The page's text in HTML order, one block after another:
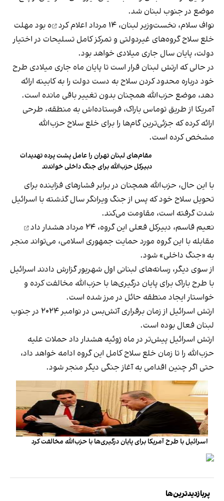
موضع در جنوب لبنان شد.
نواف سلام، نخست‌وزیر لبنان، ۱۴ مرداد
اعلام کرد ه بود مهلت
خلع سلاح گروه‌های غیردولتی و تمرکز کامل تسلیحات در اختیار
دولت، پایان سال جاری میلادی خواهد بود.
در حالی که ارتش لبنان قرار است تا پایان ماه جاری میلادی طرح
خود درباره محدود کردن سلاح به دست دولت را به کابینه ارائه
دهد، موضع حزب‌الله همچنان بدون تغییر باقی مانده است.
آمریکا از طریق توماس باراک، فرستاده‌اش به منطقه، طرحی
ارائه کرده که جزئی‌ترین گام‌ها را برای خلع سلاح حزب‌الله
مشخص کرده است.
مقام‌های لبنان تهران را عامل پشت پرده تهدیدات
دبیرکل حزب‌الله برای جنگ داخلی خواندند
با این حال، حزب‌الله همچنان در برابر فشارهای فزاینده برای
تحویل سلاح خود که پس از جنگ ویرانگر سال گذشته با اسرائیل
شدت گرفته است، مقاومت می‌کند.
نعیم قاسم، دبیر‌کل فعلی این گروه، ۲۴ مرداد
هشدار داد
مقابله با این گروه مورد حمایت جمهوری اسلامی، می‌تواند منجر
به «جنگ داخلی» شود.
از سوی دیگر، رسانه‌های لبنانی اول شهریور گزارش دادند اسرائیل
با طرح باراک برای پایان درگیری‌ها با حزب‌الله مخالفت کرده و
خواستار ایجاد منطقه حائل در مرز شده است.
ارتش اسرائیل از زمان برقراری آتش‌بس در نوامبر ۲۰۲۴ در جنوب
لبنان فعال بوده است.
ارتش اسرائیل پیش‌تر در ماه ژوئیه هشدار داد حملات علیه
حزب‌الله را تا زمان خلع سلاح کامل این گروه ادامه خواهد داد،
حتی اگر چنین اقدامی به آغاز جنگی دیگر منجر شود.
اسرائیل با طرح آمریکا برای پایان درگیری‌ها با حزب‌الله مخالفت کرد
پربازدیدترین‌ها